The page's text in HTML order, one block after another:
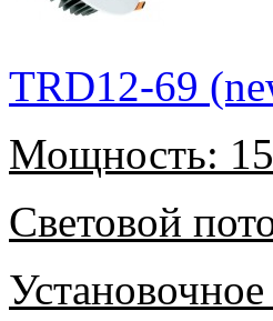
TRD12-69
Мощность:
Световой
Установочное